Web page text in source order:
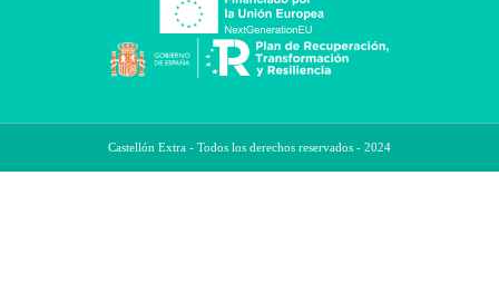
Castellón Extra - Todos los derechos reservados - 2024